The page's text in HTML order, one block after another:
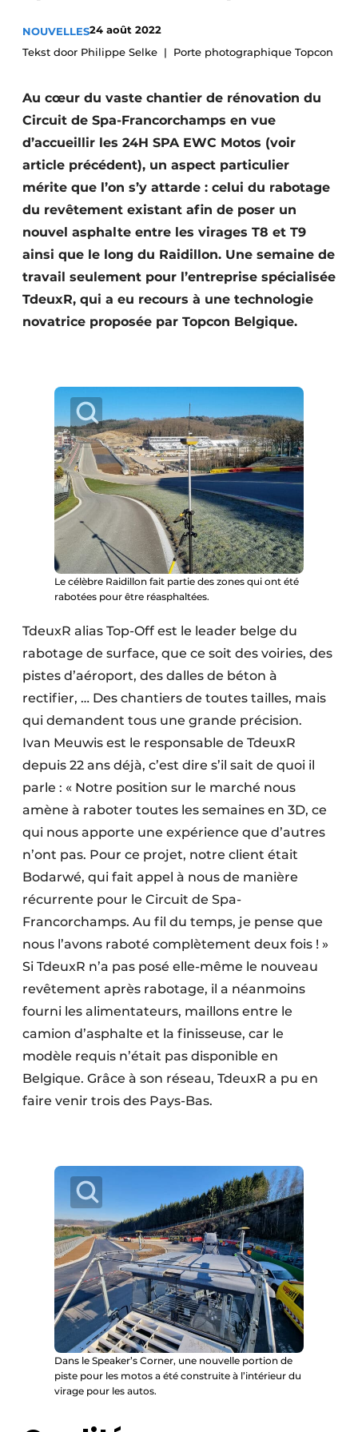
Video’s
Construction bois
Contrôle d’accès
Éclairage
Fondations
Façades
Géotextiles
Rénovation
Sécurité incendie
Software
Techniques ferroviaires
Travaux ferroviaires
NOUVELLES24 août 2022
Tekst door Philippe Selke
Porte photographique Topcon
Au cœur du vaste chantier de rénovation du
Circuit de Spa-Francorchamps en vue
d’accueillir les 24H SPA EWC Motos (voir
article précédent), un aspect particulier
mérite que l’on s’y attarde : celui du rabotage
du revêtement existant afin de poser un
nouvel asphalte entre les virages T8 et T9
ainsi que le long du Raidillon. Une semaine de
travail seulement pour l’entreprise spécialisée
TdeuxR, qui a eu recours à une technologie
novatrice proposée par Topcon Belgique.
Le célèbre Raidillon fait partie des zones qui ont été
rabotées pour être réasphaltées.
TdeuxR alias Top-Off est le leader belge du
rabotage de surface, que ce soit des voiries, des
pistes d’aéroport, des dalles de béton à
rectifier, … Des chantiers de toutes tailles, mais
qui demandent tous une grande précision.
Ivan Meuwis est le responsable de TdeuxR
depuis 22 ans déjà, c’est dire s’il sait de quoi il
parle : « Notre position sur le marché nous
amène à raboter toutes les semaines en 3D, ce
qui nous apporte une expérience que d’autres
n’ont pas. Pour ce projet, notre client était
Bodarwé, qui fait appel à nous de manière
récurrente pour le Circuit de Spa-
Francorchamps. Au fil du temps, je pense que
nous l’avons raboté complètement deux fois ! »
Si TdeuxR n’a pas posé elle-même le nouveau
revêtement après rabotage, il a néanmoins
fourni les alimentateurs, maillons entre le
camion d’asphalte et la finisseuse, car le
modèle requis n’était pas disponible en
Belgique. Grâce à son réseau, TdeuxR a pu en
faire venir trois des Pays-Bas.
Dans le Speaker’s Corner, une nouvelle portion de
piste pour les motos a été construite à l’intérieur du
virage pour les autos.